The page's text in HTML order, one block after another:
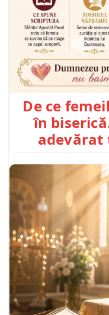
De ce
în
adevărat